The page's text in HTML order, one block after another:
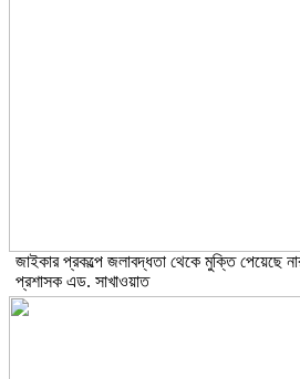
জাইকার প্রকল্পে জলাবদ্ধতা থেকে মুক্তি পেয়েছে
প্রশাসক এড. সাখাওয়াত